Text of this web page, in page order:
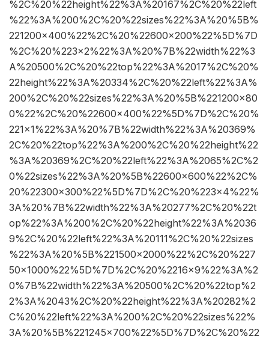
%2C%20%22height%22%3A%20167%2C%20%22left
%22%3A%200%2C%20%22sizes%22%3A%20%5B%
221200×400%22%2C%20%22600×200%22%5D%7D
%2C%20%223×2%22%3A%20%7B%22width%22%3
A%20500%2C%20%22top%22%3A%2017%2C%20%
22height%22%3A%20334%2C%20%22left%22%3A%
200%2C%20%22sizes%22%3A%20%5B%221200×80
0%22%2C%20%22600×400%22%5D%7D%2C%20%
221×1%22%3A%20%7B%22width%22%3A%20369%
2C%20%22top%22%3A%200%2C%20%22height%22
%3A%20369%2C%20%22left%22%3A%2065%2C%2
0%22sizes%22%3A%20%5B%22600×600%22%2C%
20%22300×300%22%5D%7D%2C%20%223×4%22%
3A%20%7B%22width%22%3A%20277%2C%20%22t
op%22%3A%200%2C%20%22height%22%3A%2036
9%2C%20%22left%22%3A%20111%2C%20%22sizes
%22%3A%20%5B%221500×2000%22%2C%20%227
50×1000%22%5D%7D%2C%20%2216×9%22%3A%2
0%7B%22width%22%3A%20500%2C%20%22top%2
2%3A%2043%2C%20%22height%22%3A%20282%2
C%20%22left%22%3A%200%2C%20%22sizes%22%
3A%20%5B%221245×700%22%5D%7D%2C%20%22